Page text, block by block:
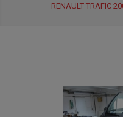
RENAULT TRAFIC